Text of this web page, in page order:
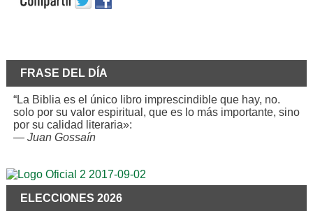
FRASE DEL DÍA
“La Biblia es el único libro imprescindible que hay, no.
solo por su valor espiritual, que es lo más importante, sino
por su calidad literaria»:
— Juan Gossaín
ELECCIONES 2026